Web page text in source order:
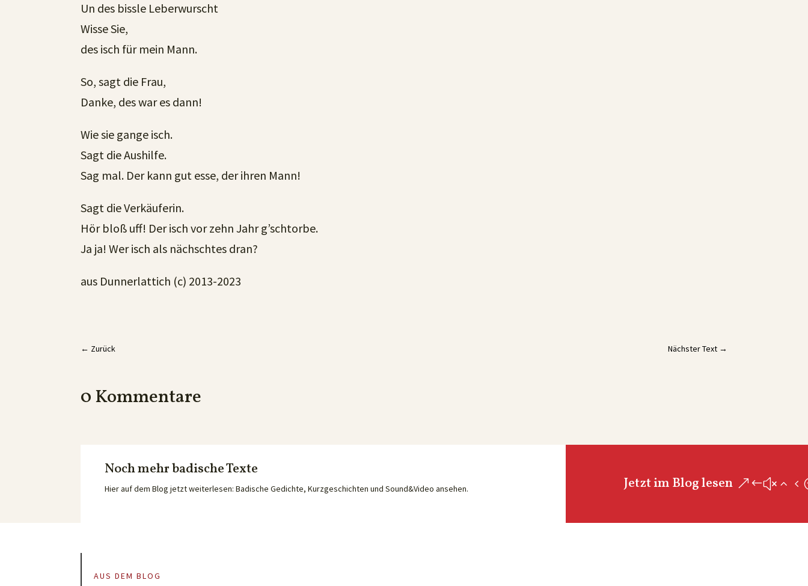
Un des bissle Leberwurscht
Wisse Sie,
des isch für mein Mann.
So, sagt die Frau,
Danke, des war es dann!
Wie sie gange isch.
Sagt die Aushilfe.
Sag mal. Der kann gut esse, der ihren Mann!
Sagt die Verkäuferin.
Hör bloß uff! Der isch vor zehn Jahr g’schtorbe.
Ja ja! Wer isch als nächschtes dran?
aus Dunnerlattich (c) 2013-2023
← Zurück Nächster Text→
0 Kommentare
Noch mehr badische Texte
Hier auf dem Blog jetzt weiterlesen: Badische Gedichte, Kurzgeschichten und Sound&Video ansehen. Jetzt im Blog lesen
AUS DEM BLOG